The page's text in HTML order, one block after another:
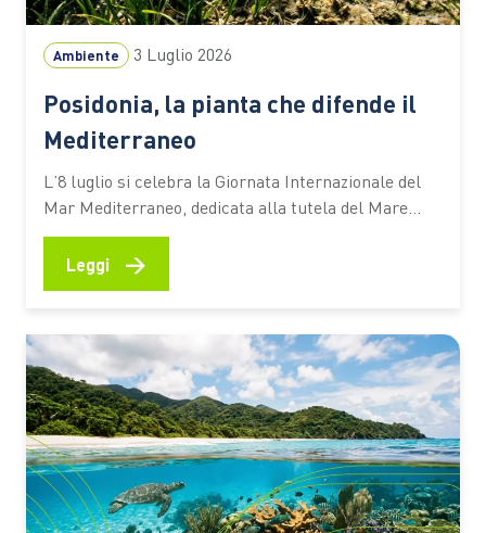
Ambiente 3 Luglio 2026
Posidonia, la pianta che difende il
Mediterraneo
L’8 luglio si celebra la Giornata Internazionale del
Mar Mediterraneo, dedicata alla tutela del Mare
Nostrum e dei suoi ecosistemi. Tra questi c’è la
Posidonia oceanica, una pianta marina che
estate milioni di persone scelgono…
Leggi →